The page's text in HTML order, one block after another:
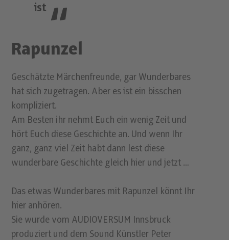
ist
Rapunzel
Geschätzte Märchenfreunde, gar Wunderbares
hat sich zugetragen. Aber es ist ein bisschen
kompliziert.
Am Besten ihr nehmt Euch ein wenig Zeit und
hört Euch diese Geschichte an. Und wenn Ihr
ganz, ganz viel Zeit habt dann lest diese
wunderbare Geschichte gleich hier und jetzt …
Das etwas Wunderbares mit Rapunzel könnt Ihr
hier anhören.
Sie wurde vom AUDIOVERSUM Innsbruck
produziert und dem Sound Künstler Peter